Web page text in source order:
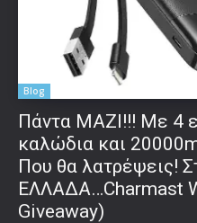
Blog
Πάντα ΜΑΖΙ!!! Με 4
καλώδια και
Που θα λατρέψεις!
ΕΛΛΑΔΑ…Charmast
Giveaway)